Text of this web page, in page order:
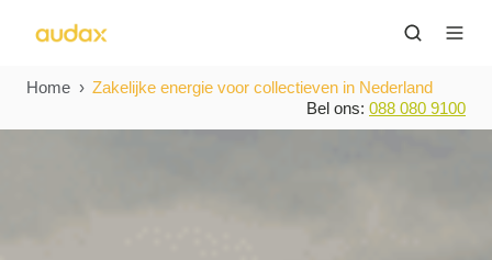
Home
Zakelijke energie voor collectieven in Nederland
Bel ons: 088 080 9100